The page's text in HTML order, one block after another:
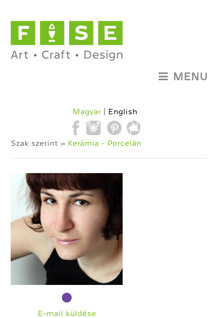
Magyar English
MENU
Szak szerint » Kerámia - Porcelán
E-mail küldése